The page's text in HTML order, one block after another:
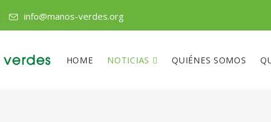
info@manos-verdes.org
HOME NOTICIAS QUIÉNES SOMOS